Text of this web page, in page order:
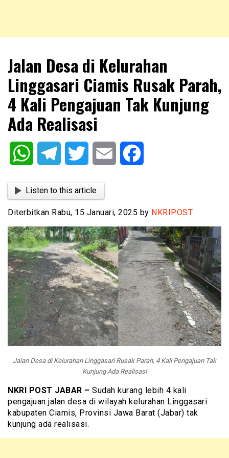
NKRIPOST
Jalan Desa di Kelurahan
Linggasari Ciamis Rusak Parah,
4 Kali Pengajuan Tak Kunjung
Ada Realisasi
WhatsAppTelegram Twitter Email
Listen to this article
Diterbitkan Rabu, 15 Januari, 2025 by NKRIPOST
Jalan Desa di Kelurahan Linggasari Rusak Parah, 4 Kali Pengajuan Tak
Kunjung Ada Realisasi
NKRI POST JABAR – Sudah kurang lebih 4 kali
pengajuan jalan desa di wilayah kelurahan Linggasari
kabupaten Ciamis, Provinsi Jawa Barat (Jabar) tak
kunjung ada realisasi.